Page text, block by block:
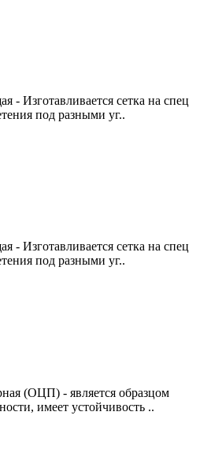
- Изготавливается сетка на спец
под разными уг..
- Изготавливается сетка на спец
под разными уг..
(ОЦП) - является образцом
имеет устойчивость ..